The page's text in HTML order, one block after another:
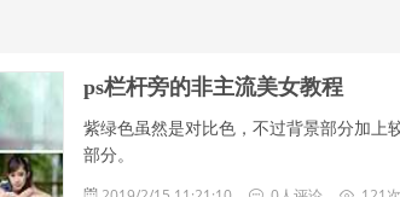
ps栏杆旁的非主流美女教程
紫绿色虽然是对比色，不过背景部分加上
部分。